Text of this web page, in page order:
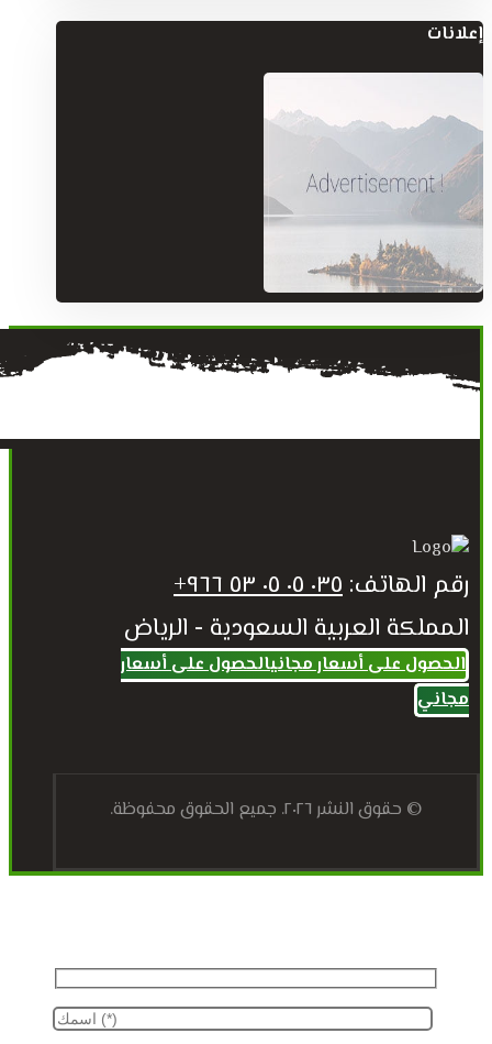
إعلانات
رقم الهاتف: ٠٣٥ ٠٥ ٠٥ ٥٣ ٩٦٦+
المملكة العربية السعودية - الرياض
الحصول على أسعار مجانيالحصول على أسعار
مجاني
© حقوق النشر ٢٠٢٦. جميع الحقوق محفوظة.